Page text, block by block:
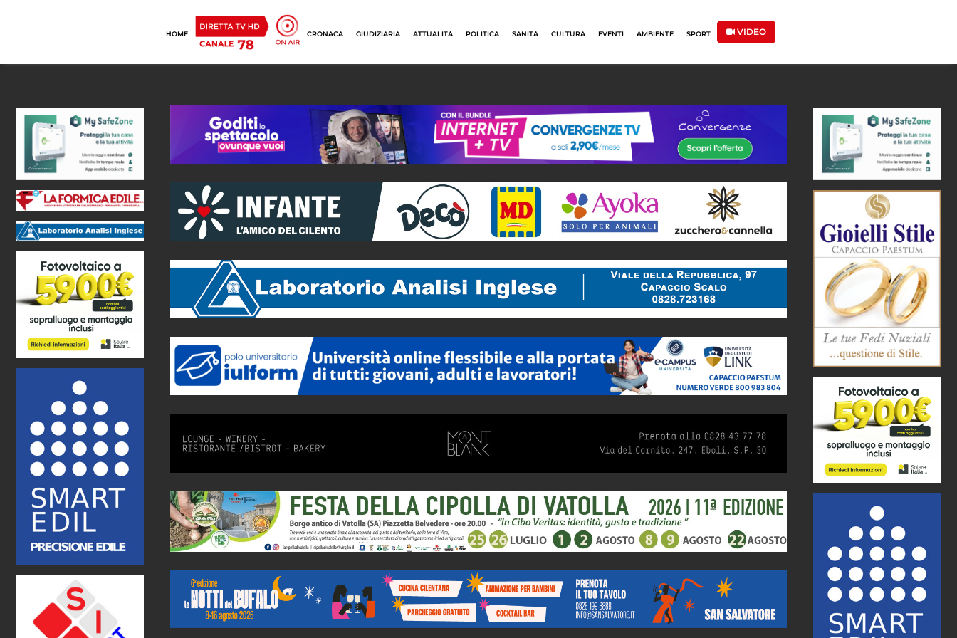
HOME CRONACA GIUDIZIARIA ATTUALITÀ POLITICA SANITÀ CULTURA EVENTI AMBIENTE SPORT VIDEO